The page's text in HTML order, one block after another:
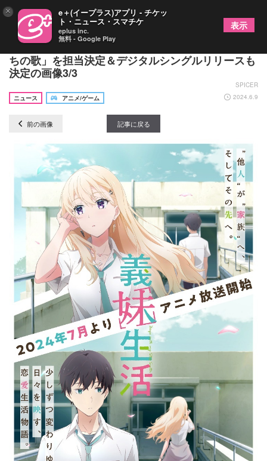
fhána、TVアニメ『義妹生活』OP主題歌「天使た
ちの歌」を担当決定＆デジタルシングルリリースも
決定の画像3/3
SPICER
ニュース
アニメ/ゲーム 2024.6.9
前の画像 記事に戻る
× e＋(イープラス)アプリ - チケッ
ト・ニュース・スマチケ
eplus inc.
無料 - Google Play
表示